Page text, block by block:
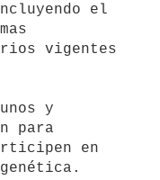
el
vigentes
para
en